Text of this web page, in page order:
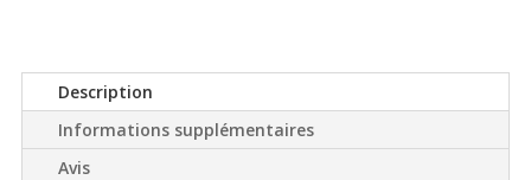
Description
Informations supplémentaires
Avis